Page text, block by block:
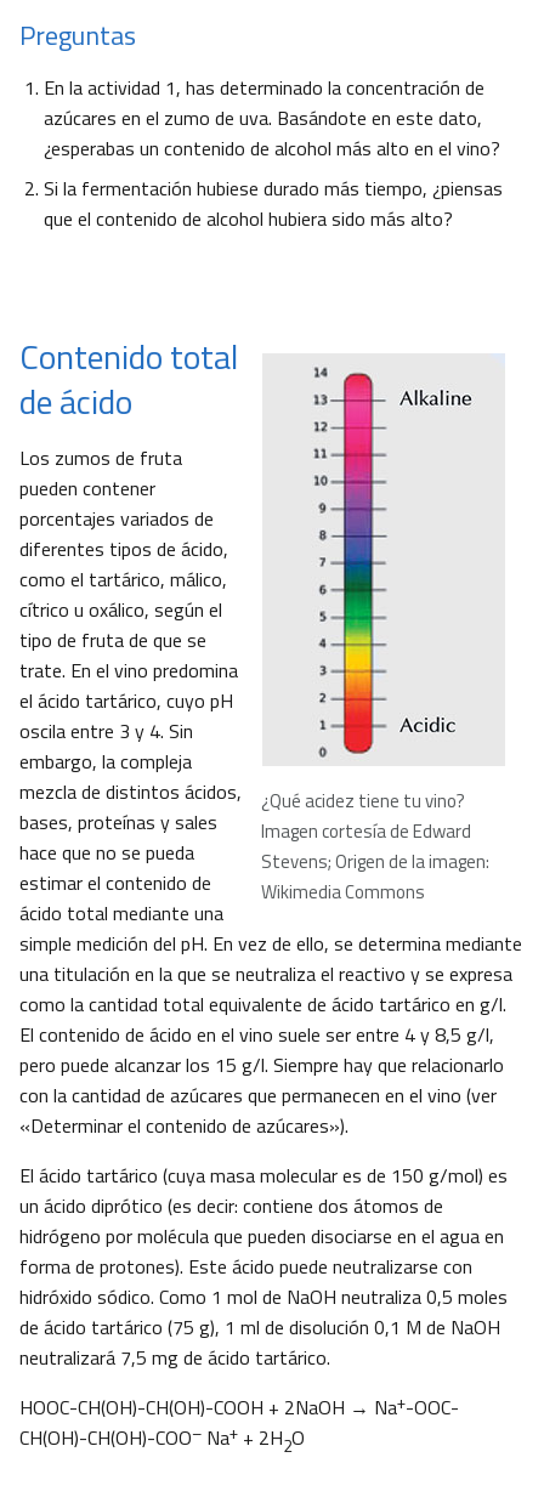
Preguntas
En la actividad 1, has determinado la concentración de
azúcares en el zumo de uva. Basándote en este dato,
¿esperabas un contenido de alcohol más alto en el vino?
Si la fermentación hubiese durado más tiempo, ¿piensas
que el contenido de alcohol hubiera sido más alto?
¿Qué acidez tiene tu vino?
Imagen cortesía de Edward
Stevens; Origen de la imagen:
Wikimedia Commons
Contenido total
de ácido
Los zumos de fruta
pueden contener
porcentajes variados de
diferentes tipos de ácido,
como el tartárico, málico,
cítrico u oxálico, según el
tipo de fruta de que se
trate. En el vino predomina
el ácido tartárico, cuyo pH
oscila entre 3 y 4. Sin
embargo, la compleja
mezcla de distintos ácidos,
bases, proteínas y sales
hace que no se pueda
estimar el contenido de
ácido total mediante una
simple medición del pH. En vez de ello, se determina mediante
una titulación en la que se neutraliza el reactivo y se expresa
como la cantidad total equivalente de ácido tartárico en g/l.
El contenido de ácido en el vino suele ser entre 4 y 8,5 g/l,
pero puede alcanzar los 15 g/l. Siempre hay que relacionarlo
con la cantidad de azúcares que permanecen en el vino (ver
«Determinar el contenido de azúcares»).
El ácido tartárico (cuya masa molecular es de 150 g/mol) es
un ácido diprótico (es decir: contiene dos átomos de
hidrógeno por molécula que pueden disociarse en el agua en
forma de protones). Este ácido puede neutralizarse con
hidróxido sódico. Como 1 mol de NaOH neutraliza 0,5 moles
de ácido tartárico (75 g), 1 ml de disolución 0,1 M de NaOH
neutralizará 7,5 mg de ácido tartárico.
HOOC-CH(OH)-CH(OH)-COOH + 2NaOH → Na+-OOC-
CH(OH)-CH(OH)-COO– Na+ + 2H2O